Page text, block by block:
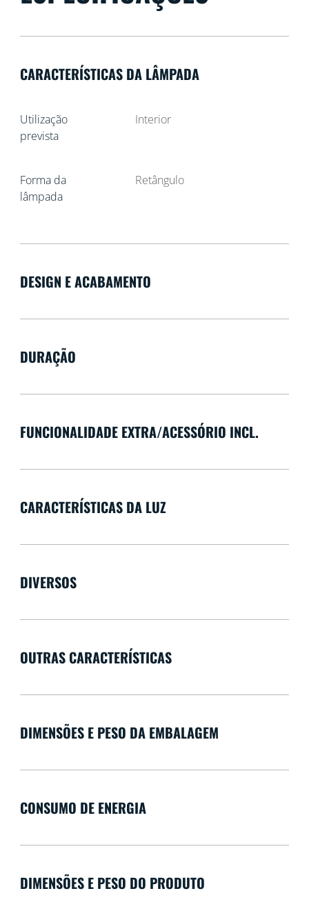
CARACTERÍSTICAS DA LÂMPADA
Utilização
prevista
Interior
Forma da
lâmpada
Retângulo
DESIGN E ACABAMENTO
DURAÇÃO
FUNCIONALIDADE EXTRA/ACESSÓRIO INCL.
CARACTERÍSTICAS DA LUZ
DIVERSOS
OUTRAS CARACTERÍSTICAS
DIMENSÕES E PESO DA EMBALAGEM
CONSUMO DE ENERGIA
DIMENSÕES E PESO DO PRODUTO